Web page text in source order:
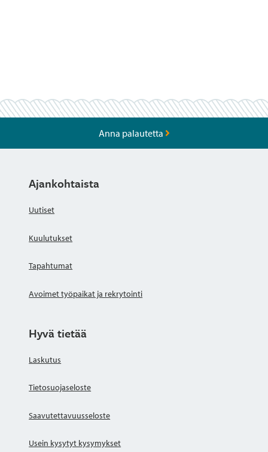
Anna palautetta
Ajankohtaista
Uutiset
Kuulutukset
Tapahtumat
Avoimet työpaikat ja rekrytointi
Hyvä tietää
Laskutus
Tietosuojaseloste
Saavutettavuusseloste
Usein kysytyt kysymykset